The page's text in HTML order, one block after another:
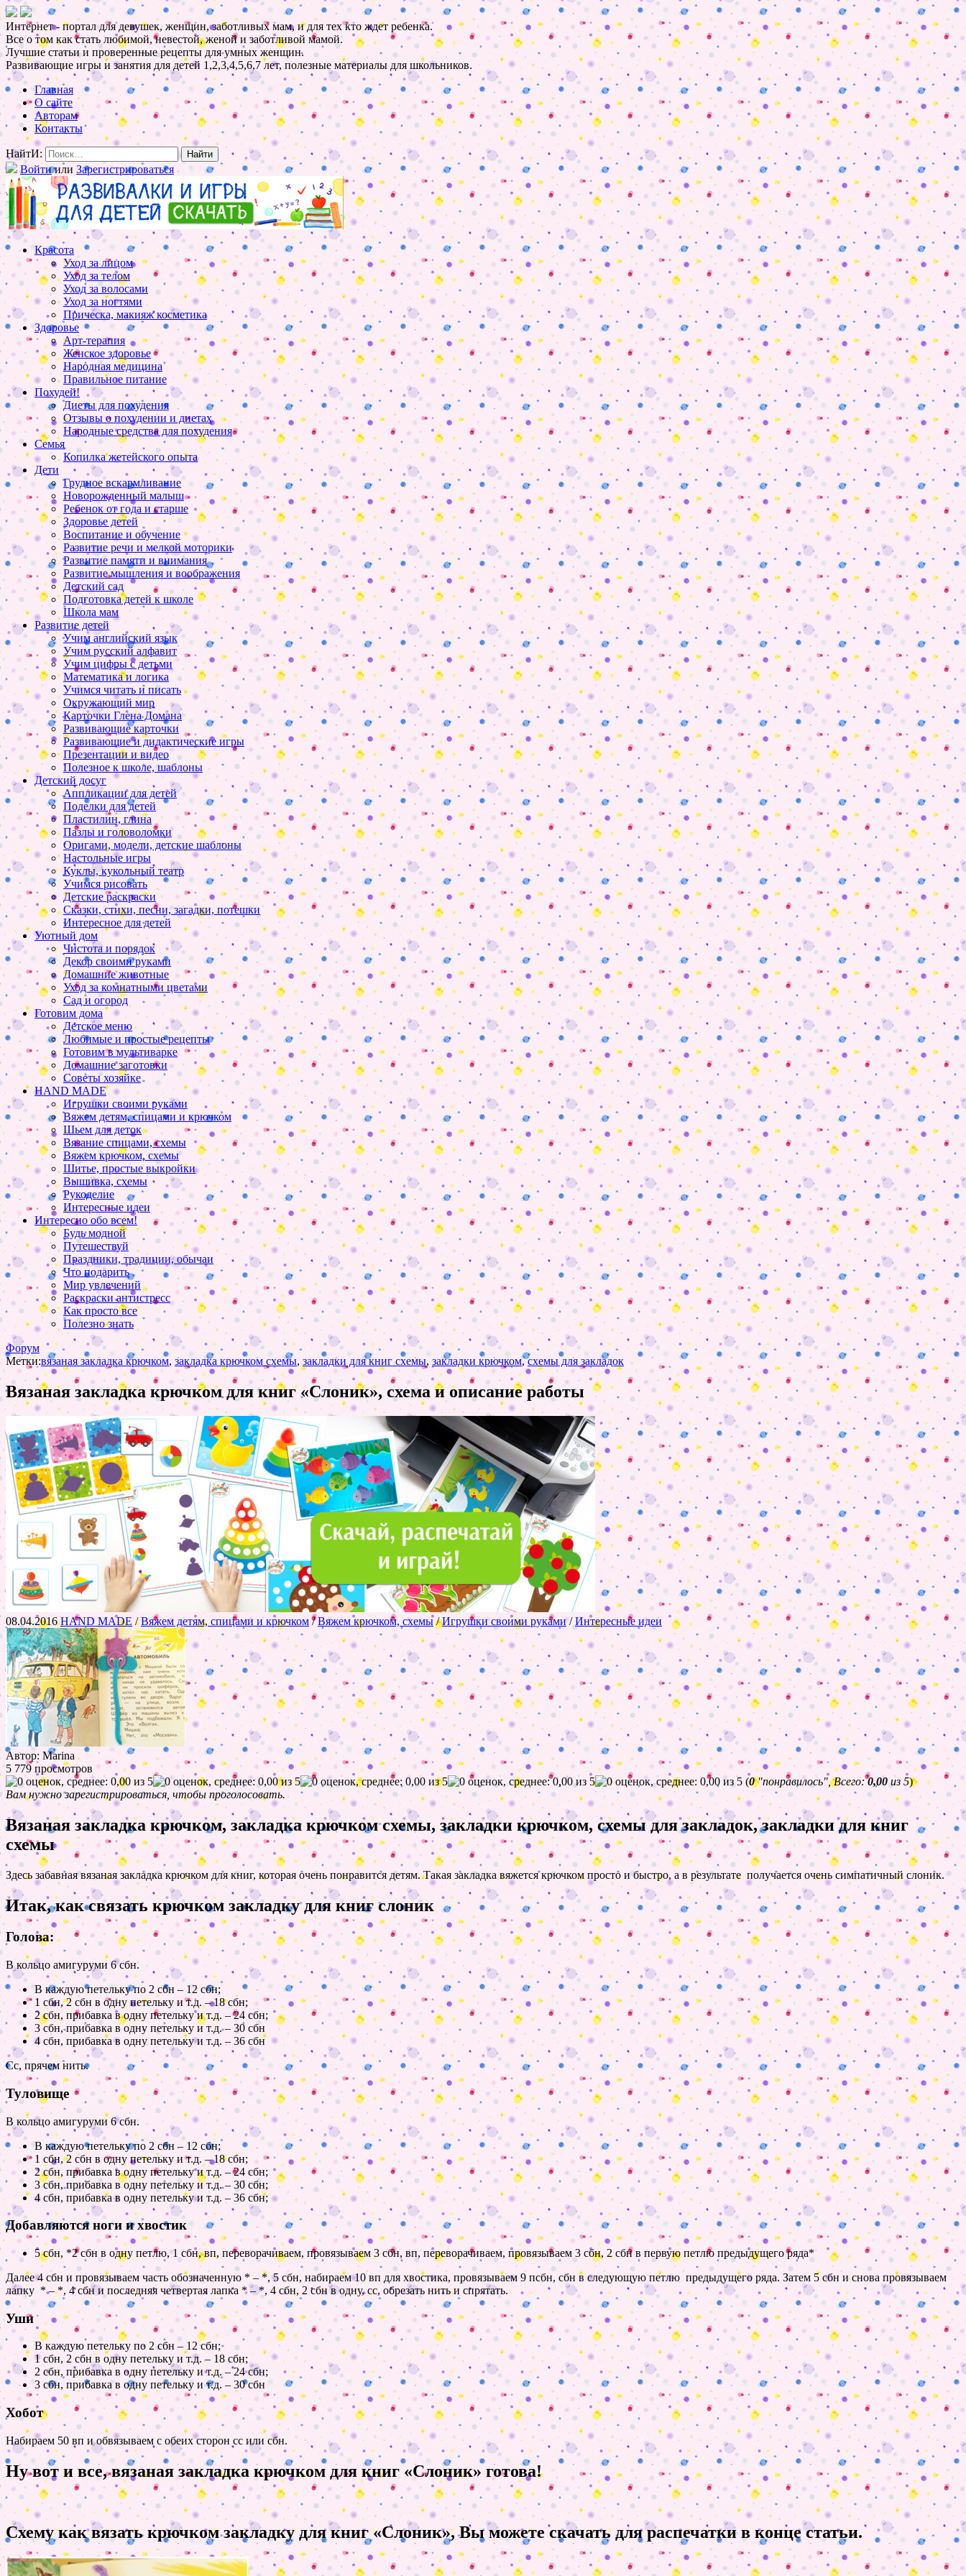
Интернет - портал для девушек, женщин, заботливых мам, и для тех кто ждет ребенка.
Все о том как стать любимой, невестой, женой и заботливой мамой.
Лучшие статьи и проверенные рецепты для умных женщин.
Развивающие игры и занятия для детей 1,2,3,4,5,6,7 лет, полезные материалы для школьников.
Главная
О сайте
Авторам
Контакты
НайтИ:
Войтиили Зарегистрироваться
Красота
Уход за лицом
Уход за телом
Уход за волосами
Уход за ногтями
Прическа, макияж косметика
Здоровье
Арт-терапия
Женское здоровье
Народная медицина
Правильное питание
Похудей!
Диеты для похудения
Отзывы о похудении и диетах
Народные средства для похудения
Семья
Копилка жетейского опыта
Дети
Грудное вскармливание
Новорожденный малыш
Ребенок от года и старше
Здоровье детей
Воспитание и обучение
Развитие речи и мелкой моторики
Развитие памяти и внимания
Развитие мышления и воображения
Детский сад
Подготовка детей к школе
Школа мам
Развитие детей
Учим английский язык
Учим русский алфавит
Учим цифры с детьми
Математика и логика
Учимся читать и писать
Окружающий мир
Карточки Глена Домана
Развивающие карточки
Развивающие и дидактические игры
Презентации и видео
Полезное к школе, шаблоны
Детский досуг
Аппликации для детей
Поделки для детей
Пластилин, глина
Пазлы и головоломки
Оригами, модели, детские шаблоны
Настольные игры
Куклы, кукольный театр
Учимся рисовать
Детские раскраски
Сказки, стихи, песни, загадки, потешки
Интересное для детей
Уютный дом
Чистота и порядок
Декор своими руками
Домашние животные
Уход за комнатными цветами
Сад и огород
Готовим дома
Детское меню
Любимые и простые рецепты
Готовим в мультиварке
Домашние заготовки
Советы хозяйке
HAND MADE
Игрушки своими руками
Вяжем детям, спицами и крючком
Шьем для деток
Вязание спицами, схемы
Вяжем крючком, схемы
Шитье, простые выкройки
Вышивка, схемы
Рукоделие
Интересные идеи
Интересно обо всем!
Будь модной
Путешествуй
Праздники, традиции, обычаи
Что подарить
Мир увлечений
Раскраски антистресс
Как просто все
Полезно знать
Форум
Метки:вязаная закладка крючком, закладка крючком схемы, закладки для книг схемы, закладки крючком,схемы для закладок
Вязаная закладка крючком для книг «Слоник», схема и описание работы
08.04.2016HAND MADE /Вяжем детям, спицами и крючком/Вяжем крючком, схемы/Игрушки своими руками/Интересные идеи
Автор: Marina
5 779 просмотров
(0"понравилось", Всего:0,00из 5)
Вам нужно зарегистрироваться, чтобы проголосовать.
Вязаная закладка крючком, закладка крючком схемы, закладки крючком, схемы для закладок, закладки для книг
схемы
Здесь забавная вязаная закладка крючком для книг, которая очень понравится детям. Такая закладка вяжется крючком просто и быстро, а в результате получается очень симпатичный слоник.
Итак, как связать крючком закладку для книг слоник
Голова:
В кольцо амигуруми 6 сбн.
В каждую петельку по 2 сбн – 12 сбн;
1 сбн, 2 сбн в одну петельку и т.д. – 18 сбн;
2 сбн, прибавка в одну петельку и т.д. – 24 сбн;
3 сбн, прибавка в одну петельку и т.д. – 30 сбн
4 сбн, прибавка в одну петельку и т.д. – 36 сбн
Сс, прячем нить.
Туловище
В кольцо амигуруми 6 сбн.
В каждую петельку по 2 сбн – 12 сбн;
1 сбн, 2 сбн в одну петельку и т.д. – 18 сбн;
2 сбн, прибавка в одну петельку и т.д. – 24 сбн;
3 сбн, прибавка в одну петельку и т.д. – 30 сбн;
4 сбн, прибавка в одну петельку и т.д. – 36 сбн;
Добавляются ноги и хвостик
5 сбн, *2 сбн в одну петлю, 1 сбн, вп, переворачиваем, провязываем 3 сбн, вп, переворачиваем, провязываем 3 сбн, 2 сбн в первую петлю предыдущего ряда*
Далее 4 сбн и провязываем часть обозначенную * – *, 5 сбн, набираем 10 вп для хвостика, провязываем 9 псбн, сбн в следующую петлю предыдущего ряда. Затем 5 сбн и снова провязываем
лапку * – *, 4 сбн и последняя четвертая лапка * – *, 4 сбн, 2 сбн в одну, сс, обрезать нить и спрятать.
Уши
В каждую петельку по 2 сбн – 12 сбн;
1 сбн, 2 сбн в одну петельку и т.д. – 18 сбн;
2 сбн, прибавка в одну петельку и т.д. – 24 сбн;
3 сбн, прибавка в одну петельку и т.д. – 30 сбн
Хобот
Набираем 50 вп и обвязываем с обеих сторон сс или сбн.
Ну вот и все, вязаная закладка крючком для книг «Слоник» готова!
Схему как вязать крючком закладку для книг «Слоник», Вы можете скачать для распечатки в конце статьи.